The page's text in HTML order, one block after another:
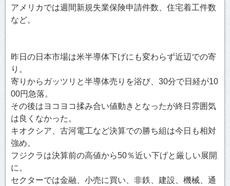
アメリカでは週間新規失業保険申請件数、住宅着工件数
など。
昨日の日本市場は米半導体下げにも変わらず近辺での寄
り。
寄りからガッツリと半導体売りを浴び、30分で日経が10
00円急落。
その後はヨコヨコ揉み合い値動きとなったが終日雰囲気
は良くなかった。
キオクシア、古河電工など決算での勝ち組は今日も相対
強め。
フジクラは決算前の高値から50％近い下げと厳しい展開
に。
セクターでは金融、小売に買い、非鉄、建設、機械、通